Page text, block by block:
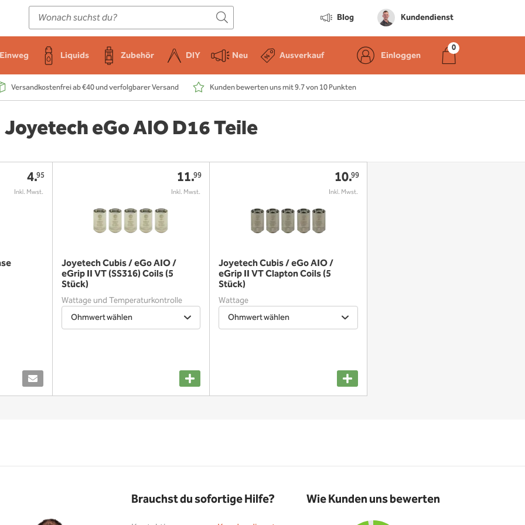
Blog Kundendienst
Einweg Liquids Zubehör DIY Neu Ausverkauf Einloggen
Versandkostenfrei ab €40 und verfolgbarer Versand Kunden bewerten uns mit 9.7 von 10 Punkten
E-Zigarette
Einweg
Liquids
Zubehör
DIY
Joyetech eGo AIO D16 Teile
4.95 11.99
Joyetech Cubis / eGo AIO /
eGrip II VT (SS316) Coils (5
Stück)
Wattage und Temperaturkontrolle
Ohmwert wählen
10.99
Joyetech Cubis / eGo AIO /
eGrip II VT Clapton Coils (5
Stück)
Wattage
Ohmwert wählen
Brauchst du sofortige Hilfe? Wie Kunden uns bewerten